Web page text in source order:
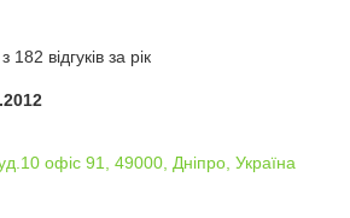
відгуків за рік
офіс 91, 49000, Дніпро, Україна